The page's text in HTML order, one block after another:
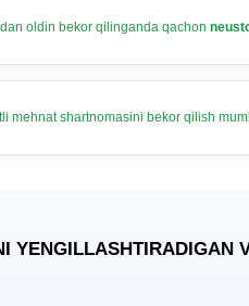
oldin bekor qilinganda qachon
mehnat shartnomasini bekor qilish
YENGILLASHTIRADIGAN